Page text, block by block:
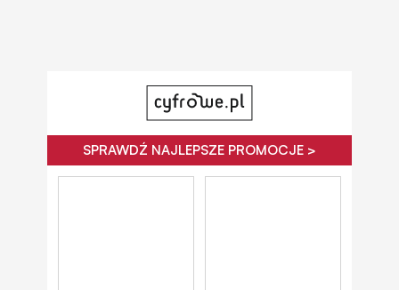
SPRAWDŹ NAJLEPSZE PROMOCJE >